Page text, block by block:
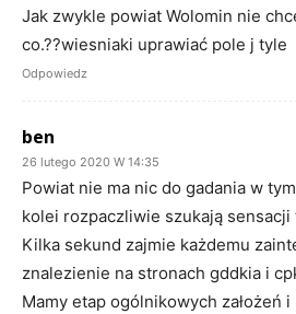
Jak zwykle powiat Wolomin nie
co.??wiesniaki uprawiać pole j tyle
Odpowiedz
ben
26 lutego 2020 W 14:35
Powiat nie ma nic do gadania w
kolei rozpaczliwie szukają sensacji
Kilka sekund zajmie każdemu
znalezienie na stronach gddkia i
Mamy etap ogólnikowych założeń i